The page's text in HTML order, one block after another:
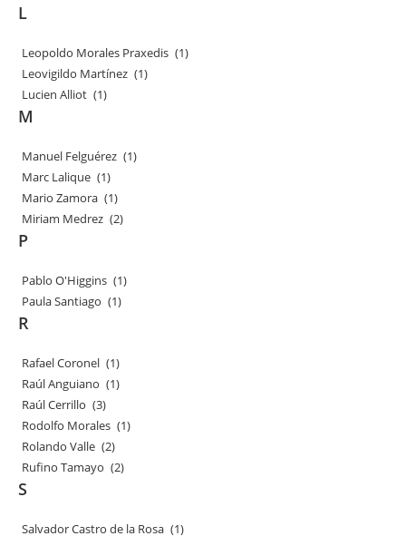
L
Leopoldo Morales Praxedis (1)
Leovigildo Martínez (1)
Lucien Alliot (1)
M
Manuel Felguérez (1)
Marc Lalique (1)
Mario Zamora (1)
Miriam Medrez (2)
P
Pablo O'Higgins (1)
Paula Santiago (1)
R
Rafael Coronel (1)
Raúl Anguiano (1)
Raúl Cerrillo (3)
Rodolfo Morales (1)
Rolando Valle (2)
Rufino Tamayo (2)
S
Salvador Castro de la Rosa (1)